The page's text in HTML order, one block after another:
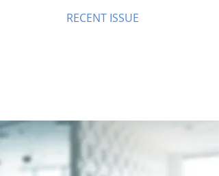
RECENT ISSUE